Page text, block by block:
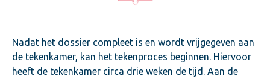
Nadat het dossier compleet is en wordt vrijgegeven aan
de tekenkamer, kan het tekenproces beginnen. Hiervoor
heeft de tekenkamer circa drie weken de tijd. Aan de